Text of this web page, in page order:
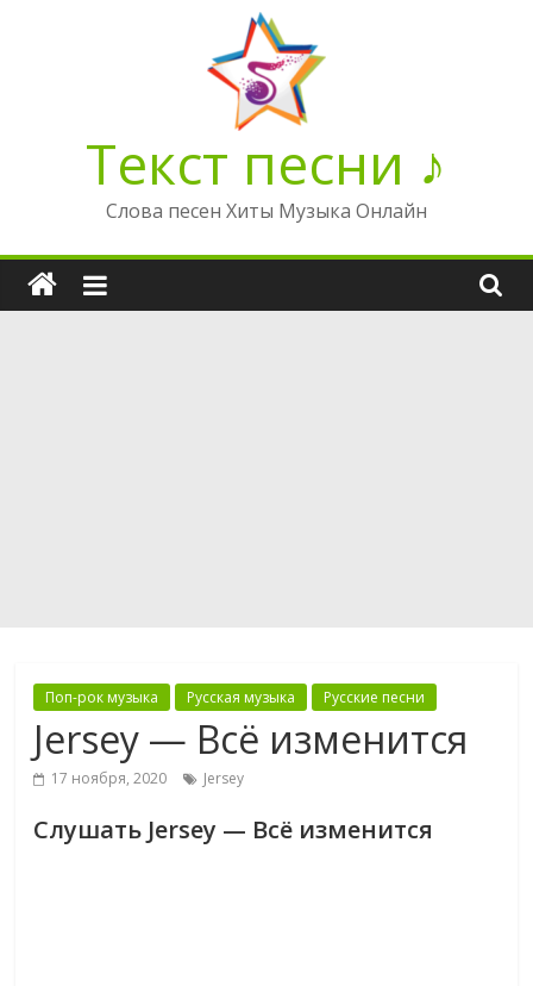
Текст песни ♪
Слова песен Хиты Музыка Онлайн
Поп-рок музыка Русская музыка Русские песни
Jersey — Всё изменится
17 ноября, 2020 Jersey
Слушать Jersey — Всё изменится